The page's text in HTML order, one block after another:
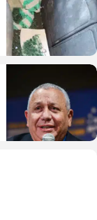
צבא וביטחון
צבא וביטחון